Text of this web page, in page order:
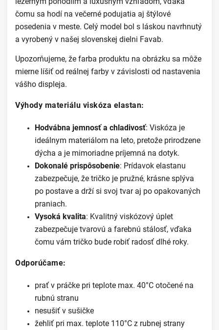
čomu sa hodí na večerné podujatia aj štýlové
posedenia v meste. Celý model bol s láskou navrhnutý
a vyrobený v našej slovenskej dielni Favab.
Upozorňujeme, že farba produktu na obrázku sa môže
mierne líšiť od reálnej farby v závislosti od nastavenia
vášho displeja.
Výhody materiálu viskóza elastan:
Hodvábna jemnosť a chladivosť: Viskóza je
ideálnym materiálom na leto, pretože prirodzene
dýcha a je mimoriadne príjemná na dotyk.
Dokonalé prispôsobenie: Prídavok elastanu
zabezpečuje, že tričko je pružné, krásne splýva
po postave a drží si svoj tvar aj po opakovaných
praniach.
Vysoká kvalita: Kvalitný viskózový úplet
zabezpečuje tvarovú a farebnú stálosť, vďaka
čomu vám tričko bude robiť radosť dlhé roky.
Odporúčame:
prať v práčke pri teplote max. 40°C otočené na
rubnú stranu
nesušiť v sušičke
žehliť pri max. teplote 110°C z rubnej strany